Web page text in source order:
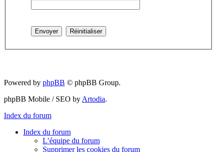
Powered by phpBB © phpBB Group.
phpBB Mobile / SEO by Artodia.
Index du forum
Index du forum
L’équipe du forum
Supprimer les cookies du forum